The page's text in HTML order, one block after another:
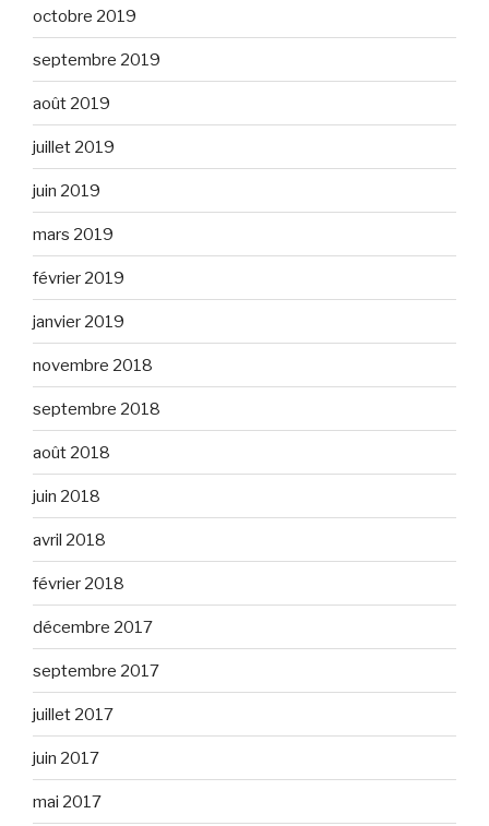
octobre 2019
septembre 2019
août 2019
juillet 2019
juin 2019
mars 2019
février 2019
janvier 2019
novembre 2018
septembre 2018
août 2018
juin 2018
avril 2018
février 2018
décembre 2017
septembre 2017
juillet 2017
juin 2017
mai 2017